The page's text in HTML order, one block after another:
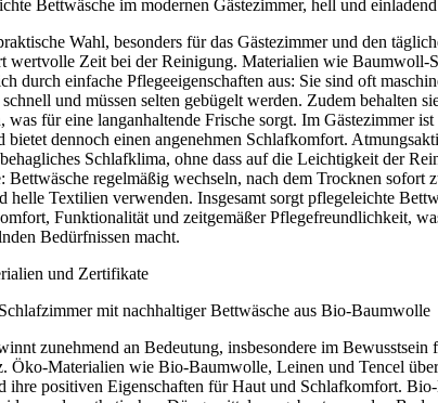
Wahl, besonders für das Gästezimmer und den
wertvolle Zeit bei der Reinigung. Materialien wie Baumwoll-
durch einfache Pflegeeigenschaften aus: Sie sind oft
und müssen selten gebügelt werden. Zudem behalten
was für eine langanhaltende Frische sorgt. Im Gästezimmer
bietet dennoch einen angenehmen Schlafkomfort.
Schlafklima, ohne dass auf die Leichtigkeit der
regelmäßig wechseln, nach dem Trocknen sofort
helle Textilien verwenden. Insgesamt sorgt pflegeleichte
Funktionalität und zeitgemäßer Pflegefreundlichkeit,
Bedürfnissen macht.
und Zertifikate
zunehmend an Bedeutung, insbesondere im Bewusstsein
Öko-Materialien wie Bio-Baumwolle, Leinen und Tencel
ihre positiven Eigenschaften für Haut und Schlafkomfort.